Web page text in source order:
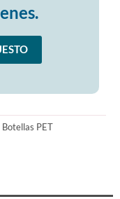
Botellas PET